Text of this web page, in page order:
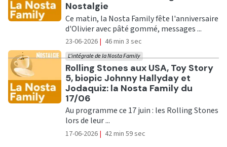
Nostalgie
Ce matin, la Nosta Family fête l'anniversaire
d'Olivier avec pâté gommé, messages ...
23-06-2026 | 46 min 3 sec
Ecouter
Rolling Stones aux USA, Toy Story
5, biopic Johnny Hallyday et
Jodaquiz: la Nosta Family du
17/06
L'intégrale de la Nosta Family
Au programme ce 17 juin : les Rolling Stones
lors de leur ...
17-06-2026 | 42 min 59 sec